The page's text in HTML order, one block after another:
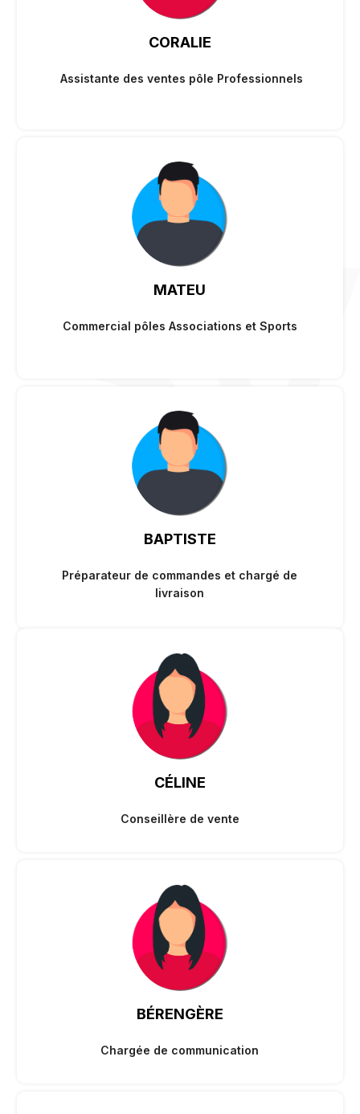
CORALIE
Assistante des ventes pôle Professionnels
MATEU
Commercial pôles Associations et Sports
BAPTISTE
Préparateur de commandes et chargé de
livraison
CÉLINE
Conseillère de vente
BÉRENGÈRE
Chargée de communication